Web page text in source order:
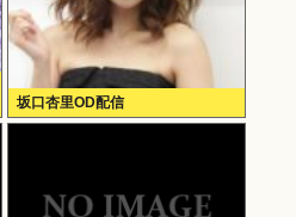
坂口杏里OD配信